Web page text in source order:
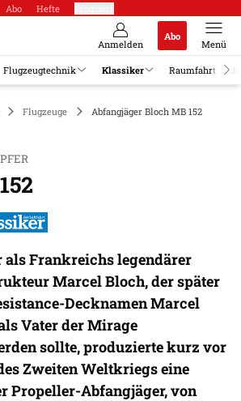
Abo Hefte
Anmelden
Abo
Menü
Flugzeugtechnik Klassiker Raumfahrt
Flugzeuge Abfangjäger Bloch MB 152
als Frankreichs legendärer
Marcel Bloch, der später
Decknamen Marcel
Vater der Mirage
sollte, produzierte kurz vor
Zweiten Weltkriegs eine
Propeller-Abfangjäger, von